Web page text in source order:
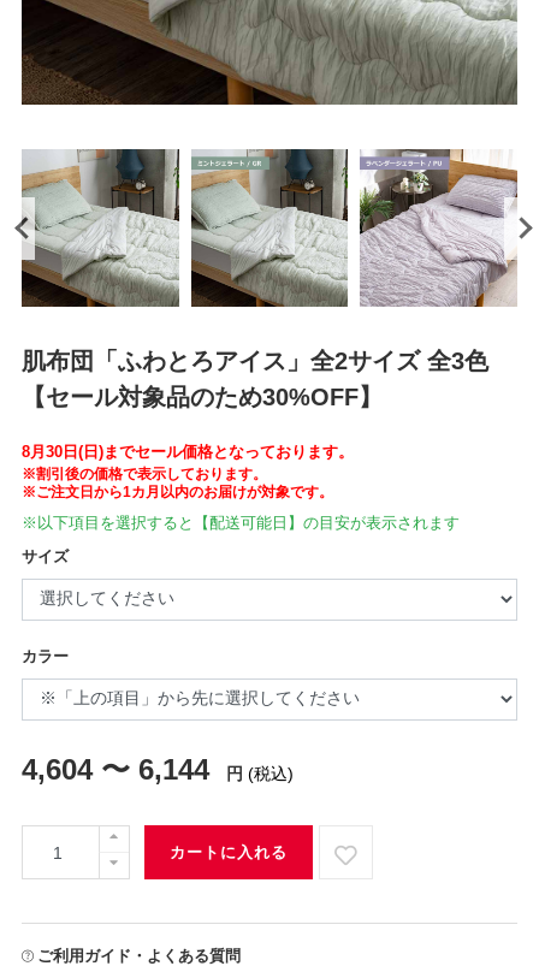
肌布団「ふわとろアイス」全2サイズ 全3色
【セール対象品のため30%OFF】
8月30日(日)までセール価格となっております。
※割引後の価格で表示しております。
※ご注文日から1カ月以内のお届けが対象です。
※以下項目を選択すると【配送可能日】の目安が表示されます
サイズ
カラー
4,604 〜 6,144 円 (税込)
カートに入れる
ご利用ガイド・よくある質問